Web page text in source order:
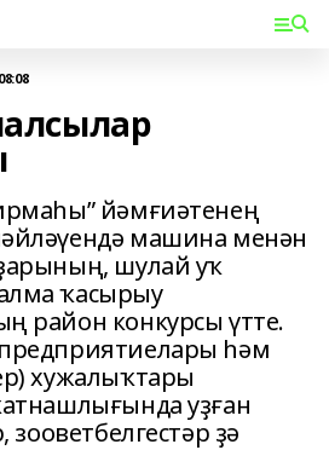
йәмғиәтенең
машина менән
шулай уҡ
ҡасырыу
район конкурсы үтте.
һәм
хужалыҡтары
уҙған
зооветбелгестәр ҙә